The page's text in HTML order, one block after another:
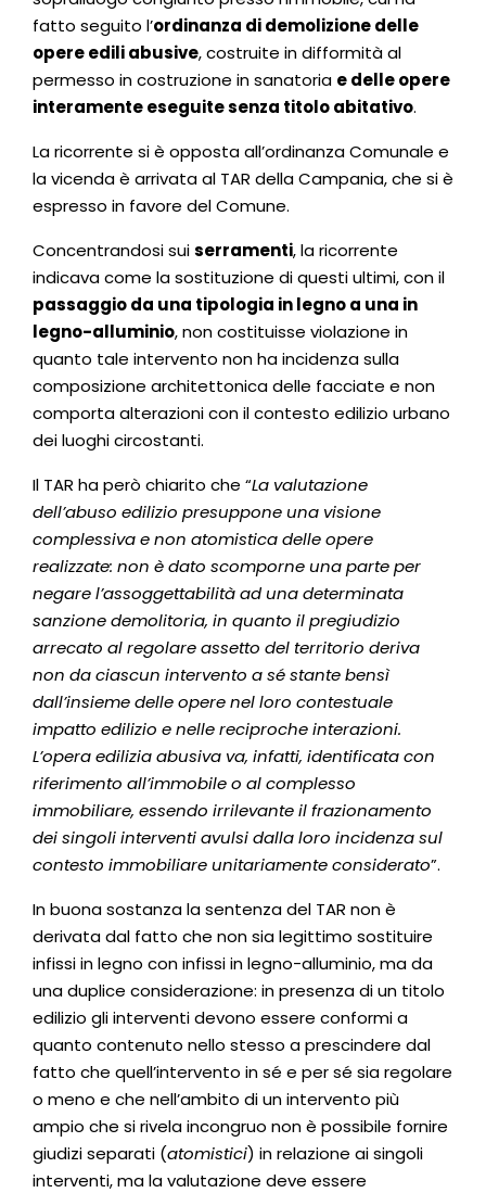
fatto seguito l’ordinanza di demolizione delle
opere edili abusive, costruite in difformità al
permesso in costruzione in sanatoria e delle opere
interamente eseguite senza titolo abitativo.
La ricorrente si è opposta all’ordinanza Comunale e
la vicenda è arrivata al TAR della Campania, che si è
espresso in favore del Comune.
Concentrandosi suiserramenti, la ricorrente
indicava come la sostituzione di questi ultimi, con il
passaggio da una tipologia in legno a una in
legno-alluminio, non costituisse violazione in
quanto tale intervento non ha incidenza sulla
composizione architettonica delle facciate e non
comporta alterazioni con il contesto edilizio urbano
dei luoghi circostanti.
Il TAR ha però chiarito che “La valutazione
dell’abuso edilizio presuppone una visione
complessiva e non atomistica delle opere
realizzate: non è dato scomporne una parte per
negare l’assoggettabilità ad una determinata
sanzione demolitoria, in quanto il pregiudizio
arrecato al regolare assetto del territorio deriva
non da ciascun intervento a sé stante bensì
dall’insieme delle opere nel loro contestuale
impatto edilizio e nelle reciproche interazioni.
L’opera edilizia abusiva va, infatti, identificata con
riferimento all’immobile o al complesso
immobiliare, essendo irrilevante il frazionamento
dei singoli interventi avulsi dalla loro incidenza sul
contesto immobiliare unitariamente considerato”.
In buona sostanza la sentenza del TAR non è
derivata dal fatto che non sia legittimo sostituire
infissi in legno con infissi in legno-alluminio, ma da
una duplice considerazione: in presenza di un titolo
edilizio gli interventi devono essere conformi a
quanto contenuto nello stesso a prescindere dal
fatto che quell’intervento in sé e per sé sia regolare
o meno e che nell’ambito di un intervento più
ampio che si rivela incongruo non è possibile fornire
giudizi separati (atomistici) in relazione ai singoli
interventi, ma la valutazione deve essere